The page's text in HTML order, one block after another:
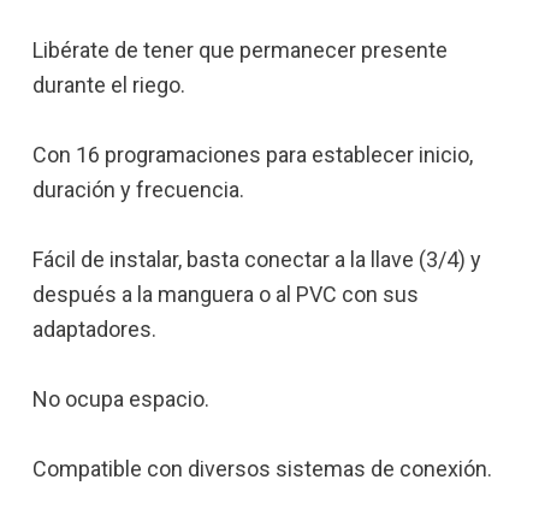
Libérate de tener que permanecer presente
durante el riego.
Con 16 programaciones para establecer inicio,
duración y frecuencia.
Fácil de instalar, basta conectar a la llave (3/4) y
después a la manguera o al PVC con sus
adaptadores.
No ocupa espacio.
Compatible con diversos sistemas de conexión.